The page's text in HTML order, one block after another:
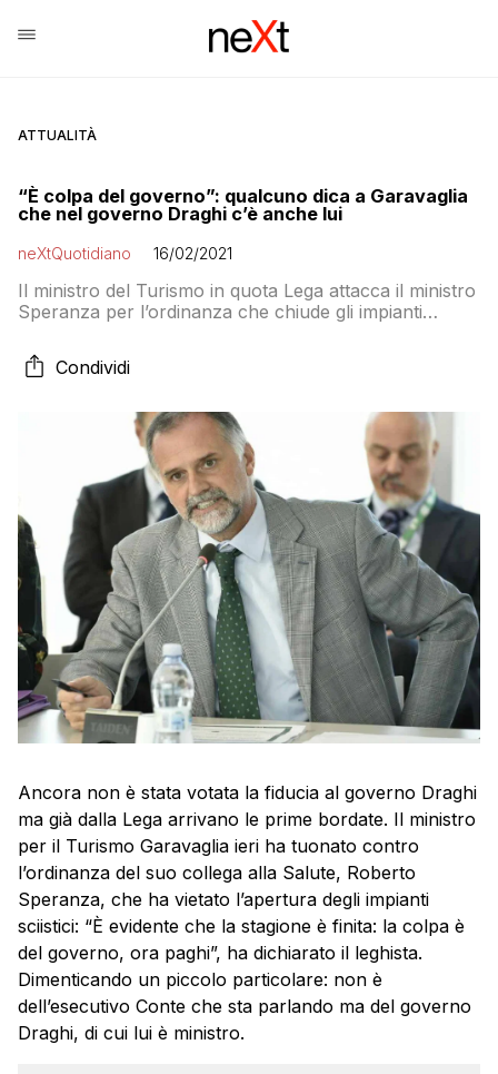
ATTUALITÀ
“È colpa del governo”: qualcuno dica a Garavaglia
che nel governo Draghi c’è anche lui
neXtQuotidiano 16/02/2021
Il ministro del Turismo in quota Lega attacca il ministro
Speranza per l’ordinanza che chiude gli impianti
provvedimento è stato condiviso e avallato da Draghi
Condividi
Ancora non è stata votata la fiducia al governo Draghi
ma già dalla Lega arrivano le prime bordate. Il ministro
per il Turismo Garavaglia ieri ha tuonato contro
l’ordinanza del suo collega alla Salute, Roberto
Speranza, che ha vietato l’apertura degli impianti
sciistici: “È evidente che la stagione è finita: la colpa è
del governo, ora paghi”, ha dichiarato il leghista.
Dimenticando un piccolo particolare: non è
dell’esecutivo Conte che sta parlando ma del governo
Draghi, di cui lui è ministro.